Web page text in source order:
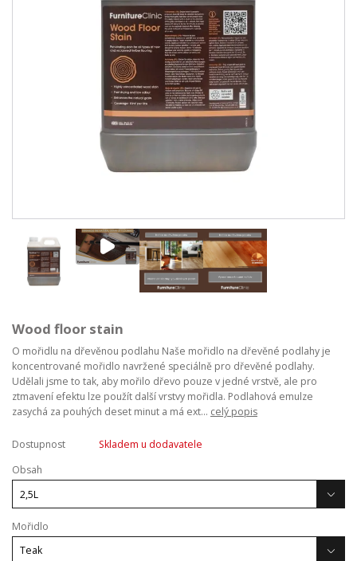
Wood floor stain
O mořidlu na dřevěnou podlahu Naše mořidlo na dřevěné podlahy je
koncentrované mořidlo navržené speciálně pro dřevěné podlahy.
Udělali jsme to tak, aby mořilo dřevo pouze v jedné vrstvě, ale pro
ztmavení efektu lze použít další vrstvy mořidla. Podlahová emulze
zasychá za pouhých deset minut a má ext... celý popis
Dostupnost
Skladem u dodavatele
Obsah
Mořidlo